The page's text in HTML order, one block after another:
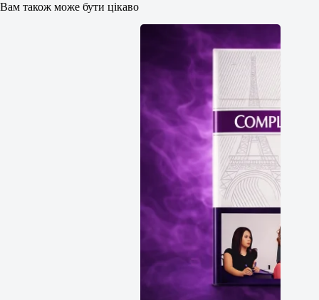
Вам також може бути цікаво